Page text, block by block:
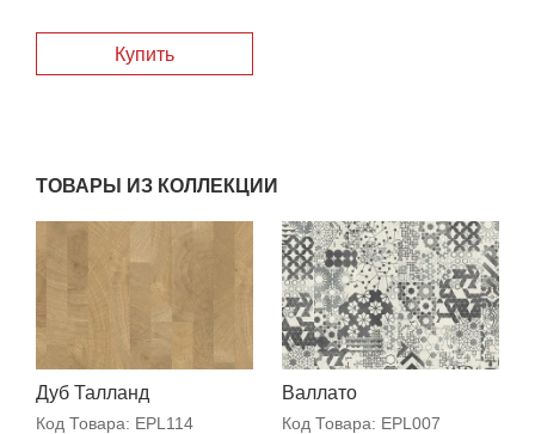
Купить
ТОВАРЫ ИЗ КОЛЛЕКЦИИ
Дуб Талланд
натуральный
Код Товара: EPL114
Валлато
Код Товара: EPL007